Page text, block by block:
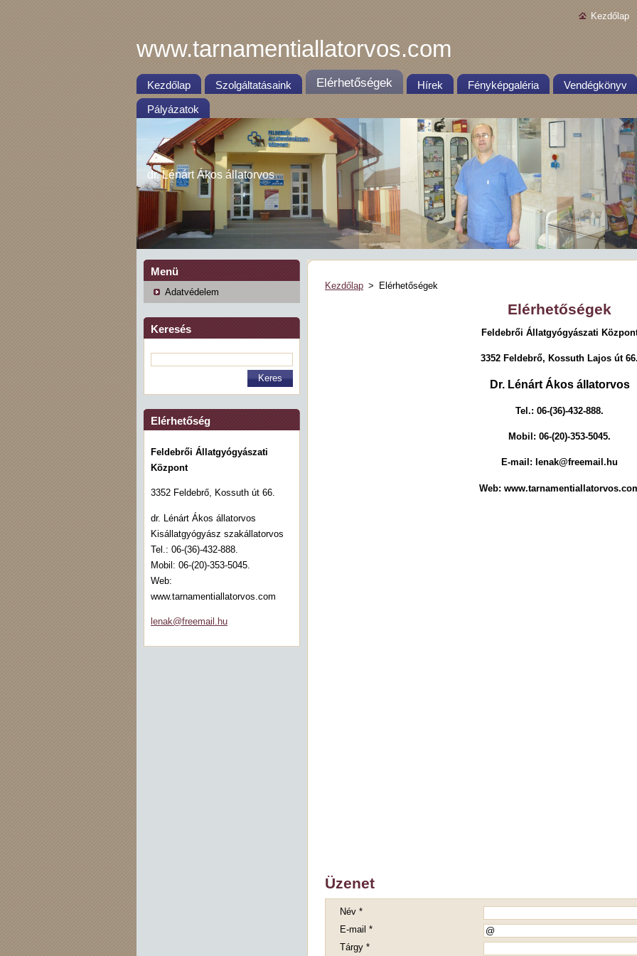
Kezdőlap
www.tarnamentiallatorvos.com
Kezdőlap Szolgáltatásaink Elérhetőségek Hírek Fényképgaléria Vendégkönyv
Pályázatok
dr. Lénárt Ákos állatorvos
Menü
Adatvédelem
Keresés
Elérhetőség
Feldebrői Állatgyógyászati
Központ
3352 Feldebrő, Kossuth út 66.
dr. Lénárt Ákos állatorvos
Kisállatgyógyász szakállatorvos
Tel.: 06-(36)-432-888.
Mobil: 06-(20)-353-5045.
Web:
www.tarnamentiallatorvos.com
lenak@freemail.hu
Kezdőlap > Elérhetőségek
Elérhetőségek
Feldebrői Állatgyógyászati
3352 Feldebrő, Kossuth Lajos út 66.
Dr. Lénárt Ákos állatorvos
Tel.: 06-(36)-432-888.
Mobil: 06-(20)-353-5045.
E-mail : lenak@freemail.hu
Web:
Üzenet
Név *
E-mail *
Tárgy *